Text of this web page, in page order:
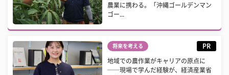
農業に携わる。「沖縄ゴールデンマン
ゴー...
将来を考える PR
地域での農作業がキャリアの原点に
──現場で学んだ経験が、経済産業省